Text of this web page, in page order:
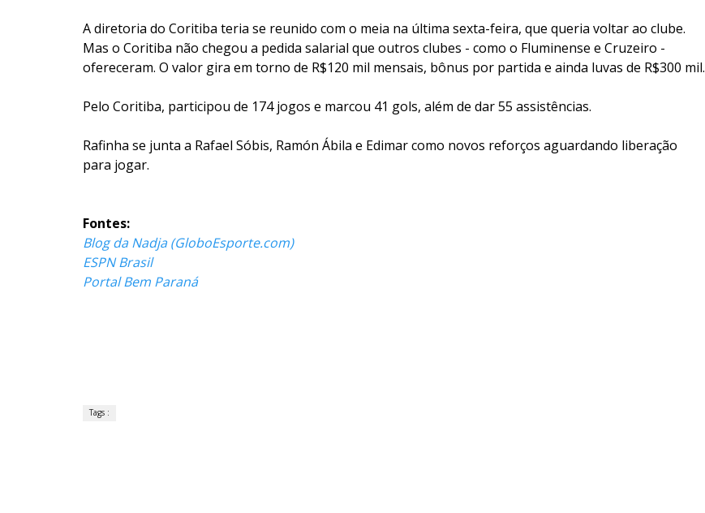
A diretoria do Coritiba teria se reunido com o meia na última sexta-feira, que queria voltar ao clube.
Mas o Coritiba não chegou a pedida salarial que outros clubes - como o Fluminense e Cruzeiro -
ofereceram. O valor gira em torno de R$120 mil mensais, bônus por partida e ainda luvas de R$300 mil.
Pelo Coritiba, participou de 174 jogos e marcou 41 gols, além de dar 55 assistências.
Rafinha se junta a Rafael Sóbis, Ramón Ábila e Edimar como novos reforços aguardando liberação
para jogar.
Fontes:
Blog da Nadja (GloboEsporte.com)
ESPN Brasil
Portal Bem Paraná
Tags :